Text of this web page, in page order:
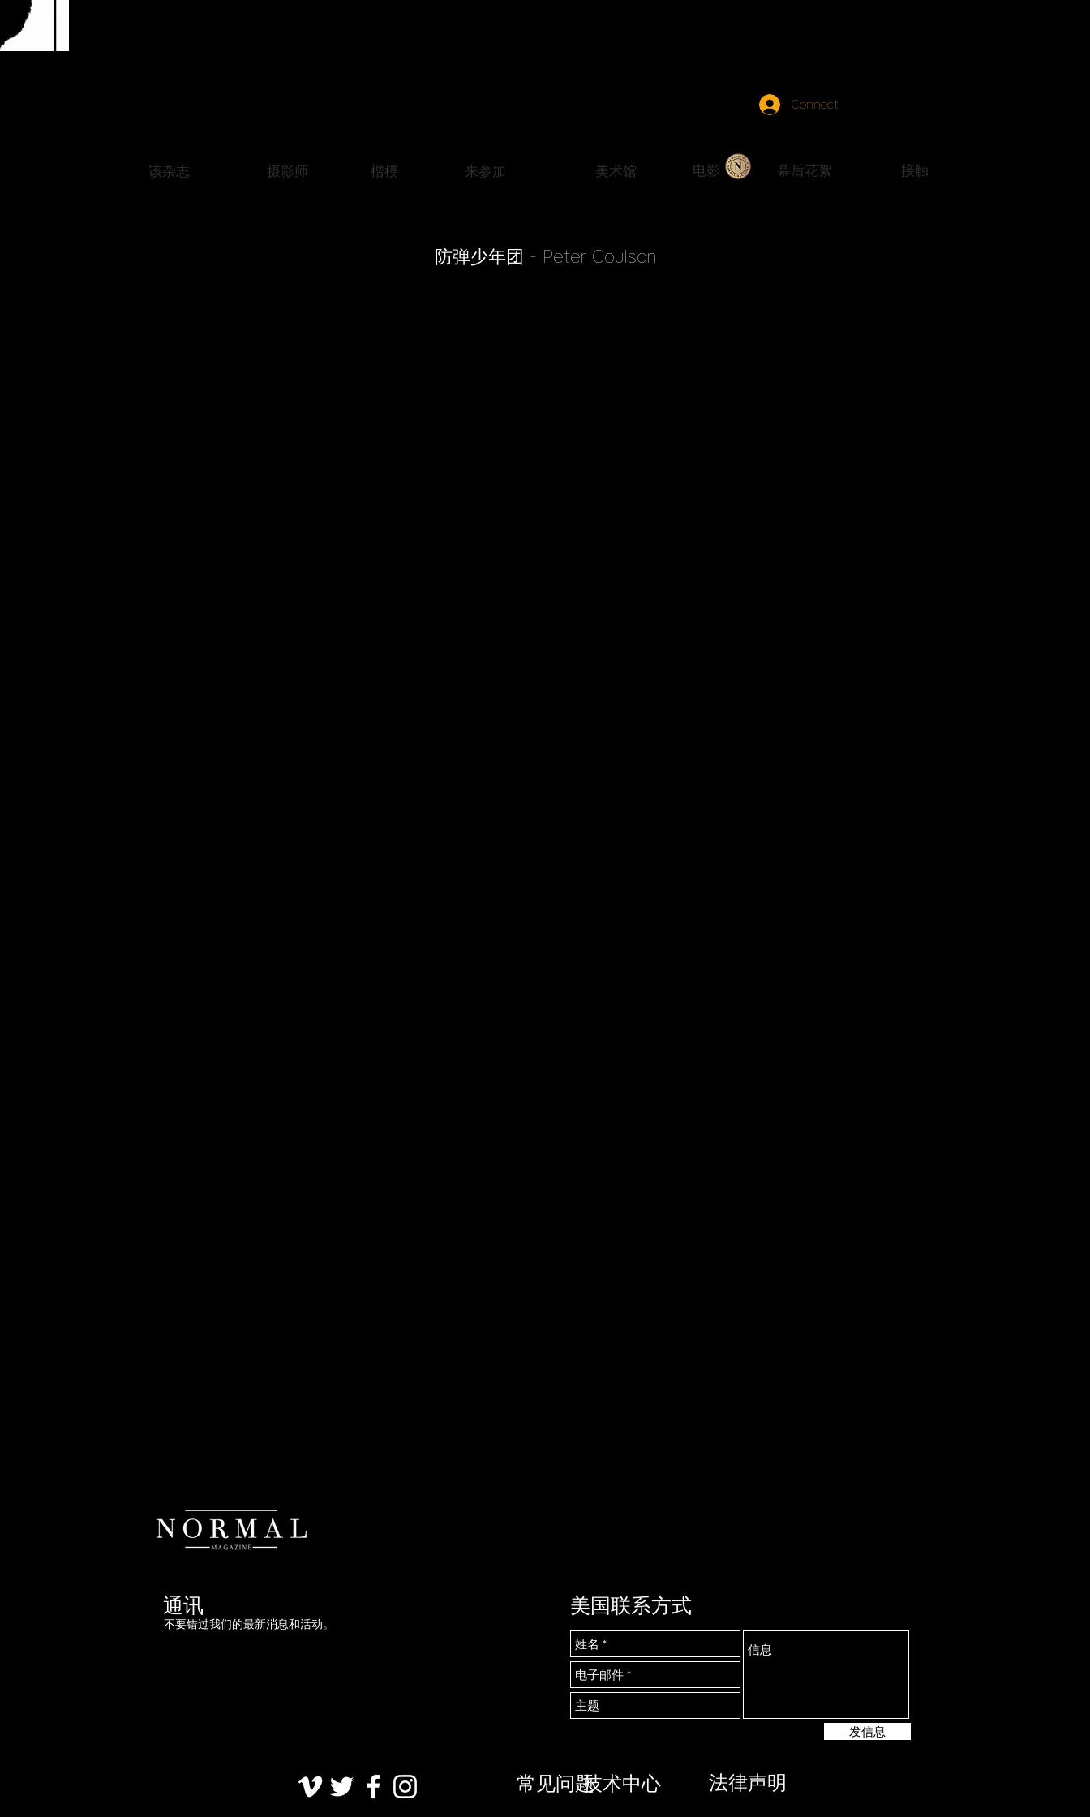
Connect
该杂志 摄影师 楷模 来参加 美术馆 电影 幕后花絮 接触
防弹少年团 - Peter Coulson
不要错过我们的最新消息和活动。
通讯 美国联系方式
发信息
常见问题技术中心 法律声明